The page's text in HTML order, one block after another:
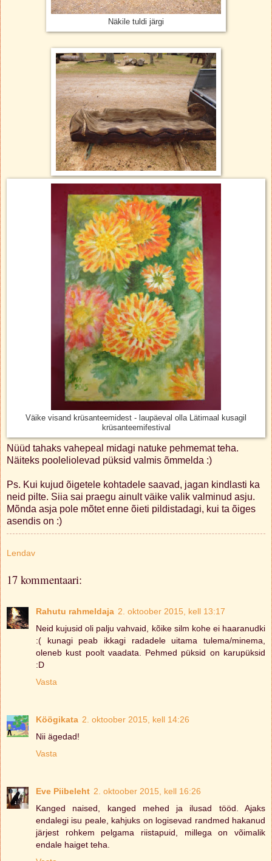
Näkile tuldi järgi
Väike visand krüsanteemidest - laupäeval olla Lätimaal kusagil
krüsanteemifestival
Nüüd tahaks vahepeal midagi natuke pehmemat teha.
Näiteks pooleliolevad püksid valmis õmmelda :)
Ps. Kui kujud õigetele kohtadele saavad, jagan kindlasti ka
neid pilte. Siia sai praegu ainult väike valik valminud asju.
Mõnda asja pole mõtet enne õieti pildistadagi, kui ta õiges
asendis on :)
Lendav
17 kommentaari:
Rahutu rahmeldaja 2. oktoober 2015, kell 13:17
Neid kujusid oli palju vahvaid, kõike silm kohe ei haaranudki
:( kunagi peab ikkagi radadele uitama tulema/minema,
oleneb kust poolt vaadata. Pehmed püksid on karupüksid
:D
Vasta
Köögikata 2. oktoober 2015, kell 14:26
Nii ägedad!
Vasta
Eve Piibeleht 2. oktoober 2015, kell 16:26
Kanged naised, kanged mehed ja ilusad tööd. Ajaks
endalegi isu peale, kahjuks on logisevad randmed hakanud
järjest rohkem pelgama riistapuid, millega on võimalik
endale haiget teha.